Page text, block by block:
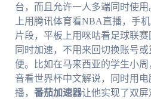
台，而且允许一人多端同时使
上用腾讯体育看NBA直播，手
片段，平板上用咪咕看足球联
同时加速，不用来回切换账号
便。比如在马来西亚的学生小
音看世界杯中文解说，同时用
播， 番茄加速器让他实现了双屏